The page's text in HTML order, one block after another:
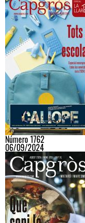
Número 1762
06/09/2024